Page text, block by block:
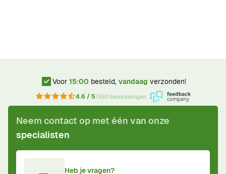
Voor 15:00 besteld, vandaag verzonden!
4.6 / 51350 beoordelingen
Neem contact op met één van onze
specialisten
Heb je vragen?